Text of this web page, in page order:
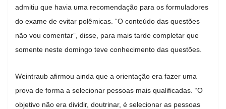
admitiu que havia uma recomendação para os formuladores
do exame de evitar polêmicas. “O conteúdo das questões
não vou comentar”, disse, para mais tarde completar que
somente neste domingo teve conhecimento das questões.
Weintraub afirmou ainda que a orientação era fazer uma
prova de forma a selecionar pessoas mais qualificadas. “O
objetivo não era dividir, doutrinar, é selecionar as pessoas